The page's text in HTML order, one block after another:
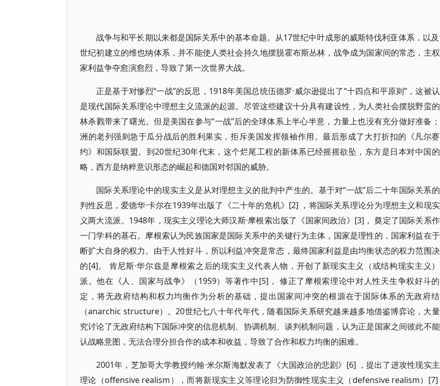
战争与和平长期以来都是国际关系中的基本命题。从17世纪中叶成形的威斯特伐利亚体系，以
世纪初建立的维也纳体系，并不能使人类社会持久地摆脱霍布斯丛林，战争成为国家间的常态，主
家利益争夺愈演愈烈，导致了第一次世界大战。
正是基于对惨烈“一战”的反思，1918年美国总统伍德罗·威尔逊提出了“十四点和平原则”，这被
是现代国际关系理论中理想主义流派的起源。尽管这些建议十分具有建设性，为人类社会摆脱野蛮
林杀戮带来了曙光。但是美国在参与“一战”后的全球体系上半心半意，力量上也没有充分做好准备
洲的老列强则急于瓜分战后的胜利果实，拒斥美国发挥领袖作用。最后形成了大打折扣的《凡尔
约》和国际联盟。到20世纪30年代末，这个烂尾工程的新体系已经摇摇欲坠，东方是日本对中国
略，西方是纳粹意识形态的崛起和德国对邻国的威胁。
国际关系理论中的现实主义是从对理想主义的批判中产生的。基于对“一战”后二十年国际关系
判性反思，爱德华·卡尔在1939年出版了《二十年的危机》[2] ，将国际关系理论分为理想主义和现
义两大流派。1948年，现实主义理论大师汉斯·摩根索出版了《国家间政治》[3]， 奠定了国际关系
一门学科的基石。摩根索认为民族国家是国际关系中的关键行为主体，国家是理性的，国家利益在
断扩大自身的权力。由于人性好斗，所以利益冲突是常态，最终国家利益是由均衡状态的权力范围
的[4]。 肯尼斯·华尔兹是摩根索之后的现实主义代表人物，开创了新现实主义（或结构现实主义
派。他在《人、国家与战争》（1959）等著作中[5]， 修正了摩根索理论中对人性天生争权好斗
定，将无政府结构和权力均衡作为分析的基础，提出国家间冲突的根源在于国际体系的无政府
（anarchic structure）。20世纪七八十年代年代，随着国际关系研究越来越多地借鉴博弈论，大
究讨论了无政府结构下国际冲突的信息机制、协调机制、谈判机制问题，认为正是国家之间彼此不
认战略意图，无法合理分担合作的成本和收益，导致了合作和权力均衡的困难。
2001年，芝加哥大学教授约翰·米尔斯海默发表了《大国政治的悲剧》[6] ，提出了进攻性现实
理论（offensive realism），而将新现实主义等理论归为防御性现实主义（defensive realism）[7]